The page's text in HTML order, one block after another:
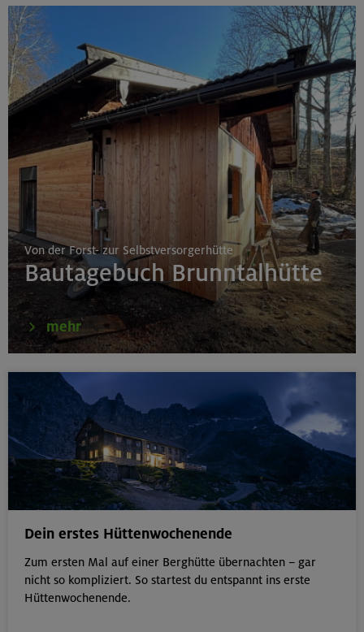
Von der Forst- zur Selbstversorgerhütte
Bautagebuch Brunntalhütte
mehr
Dein erstes Hüttenwochenende
Zum ersten Mal auf einer Berghütte übernachten – gar
nicht so kompliziert. So startest du entspannt ins erste
Hüttenwochenende.